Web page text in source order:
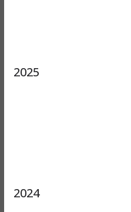
2025
2024